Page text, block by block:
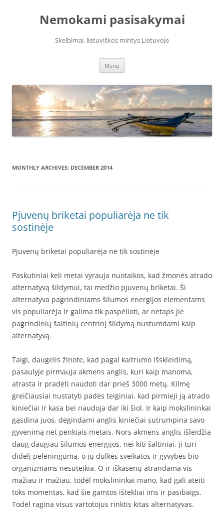
Nemokami pasisakymai
Skelbimai, lietuviškos mintys Lietuvoje
Menu
MONTHLY ARCHIVES: DECEMBER 2014
Pjuvenų briketai populiarėja ne tik
sostinėje
Pjuvenų briketai populiarėja ne tik sostinėje
Paskutiniai keli metai vyrauja nuotaikos, kad žmonės atrado
alternatyvą šildymui, tai medžio pjuvenų briketai. Ši
alternatyva pagrindiniams šilumos energijos elementams
vis populiarėja ir galima tik paspėlioti, ar netaps jie
pagrindinių šaltinių centrinį šildymą nustumdami kaip
alternatyvą.
Taigi, daugelis žinote, kad pagal kaitrumo išskleidimą,
pasaulyje pirmauja akmens anglis, kuri kaip manoma,
atrasta ir pradėti naudoti dar prieš 3000 metų. Kilmę
greičiausiai nustatyti padės teiginiai, kad pirmieji ją atrado
kiniečiai ir kasa bei naudoja dar iki šiol. Ir kaip mokslininkai
gąsdina juos, degindami anglis kiniečiai sutrumpina savo
gyvenimą net penkiais metais. Nors akmens anglis išleidžia
daug daugiau šilumos energijos, nei kiti šaltiniai, ji turi
didelį peleningumą, o jų dulkės sveikatos ir gyvybės bio
organizmams nesuteikia. O ir iškasenų atrandama vis
mažiau ir mažiau, todėl mokslininkai mano, kad gali ateiti
toks momentas, kad šie gamtos ištekliai ims ir pasibaigs.
Todėl ragina visus vartotojus rinktis kitas alternatyvas.